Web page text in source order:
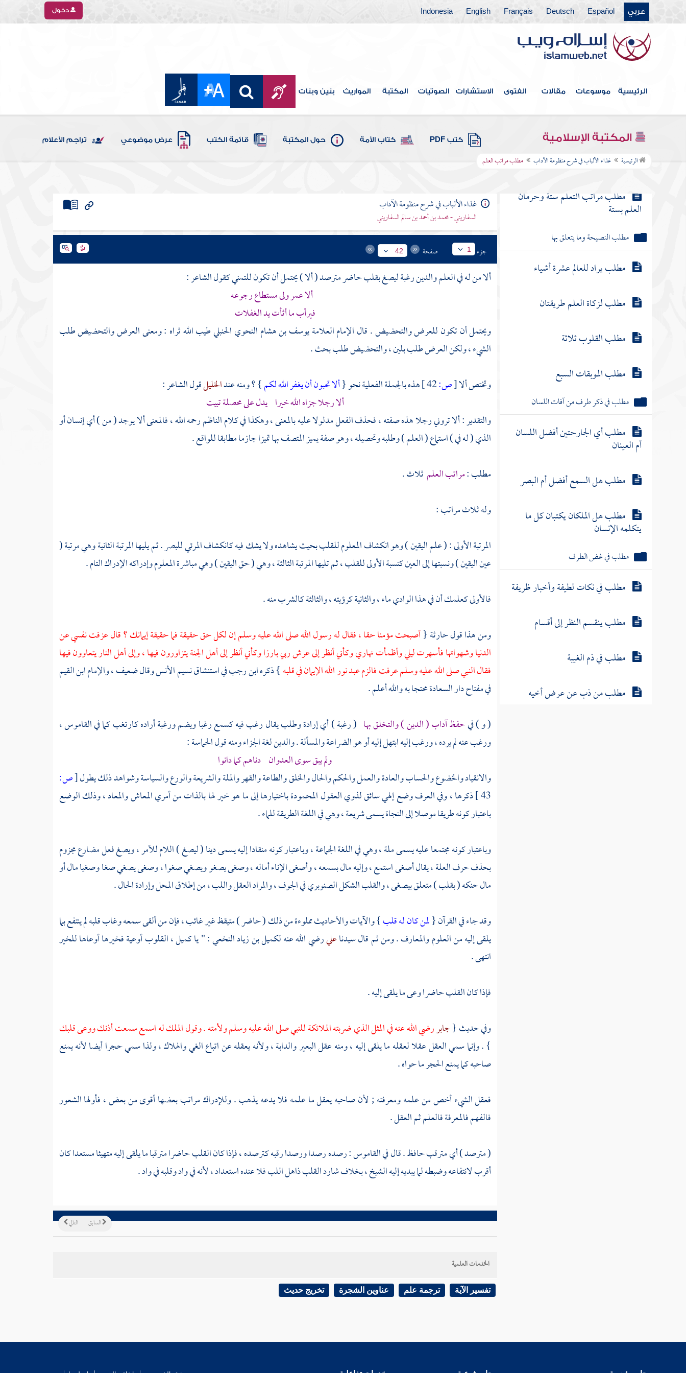
عربي Español
Deutsch
Français
English
Indonesia دخول
الرئيسية موسوعات مقالات الفتوى الاستشارات الصوتيات المكتبة المواريث بنين وبنات
المكتبة الإسلامية كتب PDF كتاب الأمة حول المكتبة قائمة الكتب عرض موضوعي تراجم الأعلام
الرئيسية غذاء الألباب في شرح منظومة الآداب مطلب مراتب العلم
على غير الأنبياء استقلالا أم لا
مطلب أول من نطق بأما بعد
مطلب مثل الإيمان كبلدة لها خمس
حصون
مطلب مراتب العلم
مطلب مراتب التعلم ستة وحرمان
العلم بستة
مطلب النصيحة وما يتعلق بها
مطلب يراد للعالم عشرة أشياء
مطلب لزكاة العلم طريقتان
مطلب القلوب ثلاثة
مطلب الموبقات السبع
مطلب في ذكر طرف من آفات اللسان
مطلب أي الجارحتين أفضل اللسان
أم العينان
مطلب هل السمع أفضل أم البصر
مطلب هل الملكان يكتبان كل ما
يتكلمه الإنسان
مطلب في غض الطرف
مطلب في نكات لطيفة وأخبار ظريفة
مطلب ينقسم النظر إلى أقسام
مطلب في ذم الغيبة
مطلب من ذب عن عرض أخيه
والعود
غذاء الألباب في شرح منظومة الآداب
السفاريني - محمد بن أحمد بن سالم السفاريني
جزء 1 صفحة 42
ألا من له في العلم والدين رغبة ليصغ بقلب حاضر مترصد ( ألا ) يحتمل أن تكون للتمني كقول الشاعر :
ألا عمر ولى مستطاع رجوعه
فيرأب ما أثأت يد الغفلات
ويحتمل أن تكون للعرض والتحضيض . قالالإمام العلامة يوسف بن هشام النحوي الحنبليطيب الله ثراه : ومعنى العرض والتحضيض طلب
الشيء ، ولكن العرض طلب بلين ، والتحضيض طلب بحث .
وتختص ألا[ص: هذه بالجملة الفعلية نحو {ألا تحبون أن يغفر الله لكم} ؟ ومنه عندالخليلقول الشاعر :
ألا رجلا جزاه الله خيرا يدل على محصلة تبيت
والتقدير : ألا تروني رجلا هذه صفته ، فحذف الفعل مدلولا عليه بالمعنى ، وهكذا في كلامالناظمرحمه الله ، فالمعنى ألا يوجد ( من ) أي إنسان أو
الذي ( له في ) استماع ( العلم ) وطلبه وتحصيله ، وهو صفة يميز المتصف بها تميزا جازما مطابقا للواقع .
مطلب :مراتب العلم ثلاث .
وله ثلاث مراتب :
المرتبة الأولى : ( علم اليقين ) وهو انكشاف المعلوم للقلب بحيث يشاهده ولا يشك فيه كانكشاف المرئي للبصر . ثم يليها المرتبة الثانية وهي مرتبة (
عين اليقين ) ونسبتها إلى العين كنسبة الأولى للقلب ، ثم تليها المرتبة الثالثة ، وهي ( حق اليقين ) وهي مباشرة المعلوم وإدراكه الإدراك التام .
فالأولى كعلمك أن في هذا الوادي ماء ، والثانية كرؤيته ، والثالثة كالشرب منه .
ومن هذا قولحارثة{أصبحت مؤمنا حقا ، فقال له رسول الله صلى الله عليه وسلم إن لكل حق حقيقة فما حقيقة إيمانك ؟ قال عزفت نفسي عن
الدنيا وشهواتها فأسهرت ليلي وأظمأت نهاري وكأني أنظر إلى عرش ربي بارزا وكأني أنظر إلى أهل الجنة يتزاورون فيها ، وإلى أهل النار يتعاوون فيها
فقال النبي صلى الله عليه وسلم عرفت فالزم عبد نور الله الإيمان في قلبه} ذكرهابن رجبفي استنشاق نسيم الأنس وقال ضعيف ، والإمامابن القيم
في مفتاح دار السعادة محتجا به والله أعلم .
( و ) فيحفظ آداب ( الدين ) والتخلق بها ( رغبة ) أي إرادة وطلب يقال رغب فيه كسمع رغبا ويضم ورغبة أراده كارتغب كما في القاموس ،
ورغب عنه لم يرده ، ورغب إليه ابتهل إليه أو هو الضراعة والمسألة . والدين لغة الجزاء ومنه قول الحماسة :
ولم يبق سوى العدوان دناهم كما دانوا
والانقياد والخضوع والحساب والعادة والعمل والحكم والحال والخلق والطاعة والقهر والملة والشريعة والورع والسياسة وشواهد ذلك يطول[ص:
43 ] ذكرها ، وفي العرف وضع إلهي سائق لذوي العقول المحمودة باختيارها إلى ما هو خير لها بالذات من أمري المعاش والمعاد ، وذلك الوضع
باعتبار كونه طريقا موصلا إلى النجاة يسمى شريعة ، وهي في اللغة الطريقة للماء .
وباعتبار كونه مجتمعا عليه يسمى ملة ، وهي في اللغة الجماعة ، وباعتبار كونه منقادا إليه يسمى دينا ( ليصغ ) اللام للأمر ، ويصغ فعل مضارع مجزوم
بحذف حرف العلة ، يقال أصغى استمع ، وإليه مال بسمعه ، وأصغى الإناء أماله ، وصغى يصغو ويصغي صغوا ، وصغى يصغي صغا وصغيا مال أو
مال حنكه ( بقلب ) متعلق بيصغى ، والقلب الشكل الصنوبري في الجوف ، والمراد العقل واللب ، من إطلاق المحل وإرادة الحال .
وقد جاء في القرآن {لمن كان له قلب} والآيات والأحاديث مملوءة من ذلك ( حاضر ) متيقظ غير غائب ، فإن من ألقى سمعه وغاب قلبه لم ينتفع بما
يلقى إليه من العلوم والمعارف . ومن ثم قال سيدناعليرضي الله عنهلكميل بن زياد النخعي: " ياكميل، القلوب أوعية فخيرها أوعاها للخير
انتهى .
فإذا كان القلب حاضرا وعى ما يلقى إليه .
وفي حديث {جابررضي الله عنه في المثل الذي ضربته الملائكة للنبي صلى الله عليه وسلم ولأمته . وقول الملك له اسمع سمعت أذنك ووعى قلبك
} . وإنما سمي العقل عقلا لعقله ما يلقى إليه ، ومنه عقل البعير والدابة ، ولأنه يعقله عن اتباع الغي والهلاك ، ولذا سمي حجرا أيضا لأنه يمنع
صاحبه كما يمنع الحجر ما حواه .
فعقل الشيء أخص من علمه ومعرفته ; لأن صاحبه يعقل ما علمه فلا يدعه يذهب . وللإدراك مراتب بعضها أقوى من بعض ، فأولها الشعور
فالفهم فالمعرفة فالعلم ثم العقل .
( مترصد ) أي مترقب حافظ . قال في القاموس : رصده رصدا ورصدا رقبه كترصده ، فإذا كان القلب حاضرا مترقبا ما يلقى إليه متهيئا مستعدا كان
أقرب لانتفاعه وضبطه لما يبديه إليه الشيخ ، بخلاف شارد القلب ذاهل اللب فلا عنده استعداد ، لأنه في واد وقلبه في واد .
التالي السابق
الخدمات العلمية
تفسير الآية ترجمة علم عناوين الشجرة تخريج حديث